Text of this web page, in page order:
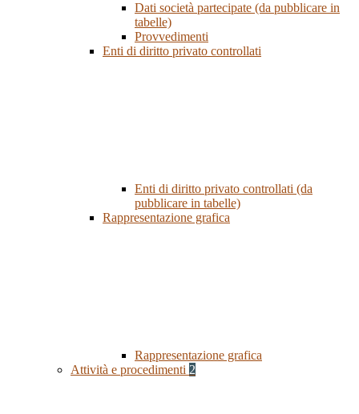
Dati società partecipate (da pubblicare in
tabelle)
Provvedimenti
Enti di diritto privato controllati
Enti di diritto privato controllati (da
pubblicare in tabelle)
Rappresentazione grafica
Rappresentazione grafica
Attività e procedimenti 2